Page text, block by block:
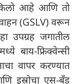
आहे आणि तो
वाहन (GSLV) वरून
उपग्रह जगातील
बाय-फ्रिक्वेन्सी
वापर करण्यात
इस्रोचा एस-बँड